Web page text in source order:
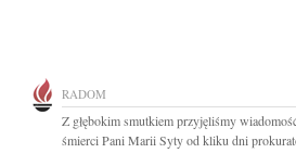
RADOM
Z głębokim smutkiem przyjęliśmy
śmierci Pani Marii Syty od kliku dni